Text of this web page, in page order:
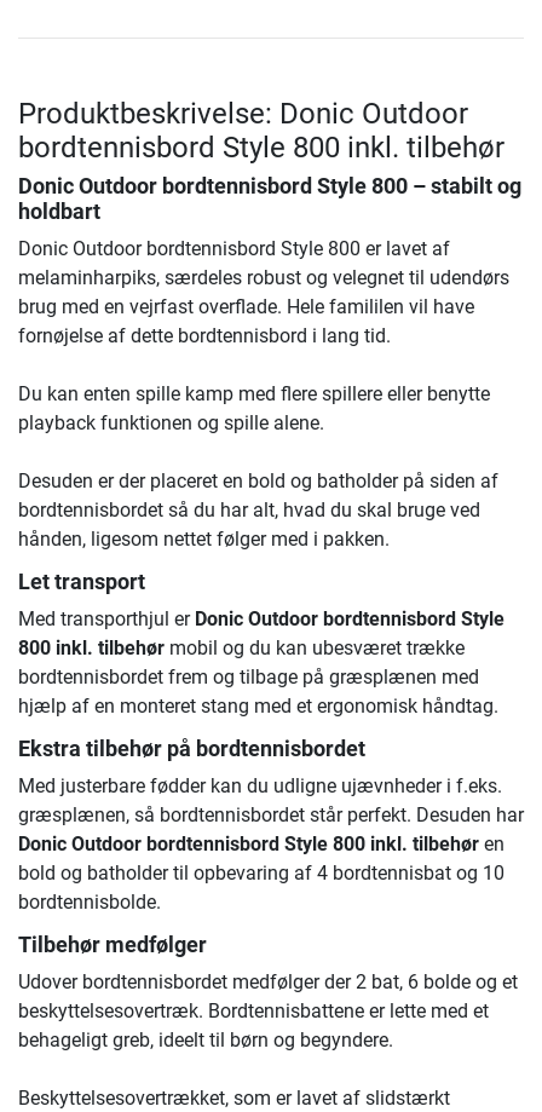
Produktbeskrivelse: Donic Outdoor
bordtennisbord Style 800 inkl. tilbehør
Donic Outdoor bordtennisbord Style 800 – stabilt og
holdbart
Donic Outdoor bordtennisbord Style 800 er lavet af
melaminharpiks, særdeles robust og velegnet til udendørs
brug med en vejrfast overflade. Hele famililen vil have
fornøjelse af dette bordtennisbord i lang tid.
Du kan enten spille kamp med flere spillere eller benytte
playback funktionen og spille alene.
Desuden er der placeret en bold og batholder på siden af
bordtennisbordet så du har alt, hvad du skal bruge ved
hånden, ligesom nettet følger med i pakken.
Let transport
Med transporthjul er Donic Outdoor bordtennisbord Style
800 inkl. tilbehør mobil og du kan ubesværet trække
bordtennisbordet frem og tilbage på græsplænen med
hjælp af en monteret stang med et ergonomisk håndtag.
Ekstra tilbehør på bordtennisbordet
Med justerbare fødder kan du udligne ujævnheder i f.eks.
græsplænen, så bordtennisbordet står perfekt. Desuden har
Donic Outdoor bordtennisbord Style 800 inkl. tilbehør en
bold og batholder til opbevaring af 4 bordtennisbat og 10
bordtennisbolde.
Tilbehør medfølger
Udover bordtennisbordet medfølger der 2 bat, 6 bolde og et
beskyttelsesovertræk. Bordtennisbattene er lette med et
behageligt greb, ideelt til børn og begyndere.
Beskyttelsesovertrækket, som er lavet af slidstærkt